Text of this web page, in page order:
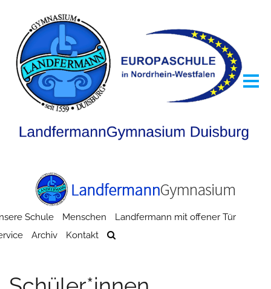
Schule Menschen
Landfermann mit offener Tür
Archiv Kontakt